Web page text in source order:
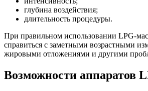
глубина воздействия;
длительность процедуры.
При правильном использовании LPG-
справиться с заметными возрастными
жировыми отложениями и другими
Возможности аппаратов